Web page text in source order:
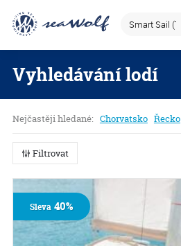
Vyhledávání lodí
Nejčastěji hledané: Chorvatsko Řecko
Filtrovat
Sleva40%